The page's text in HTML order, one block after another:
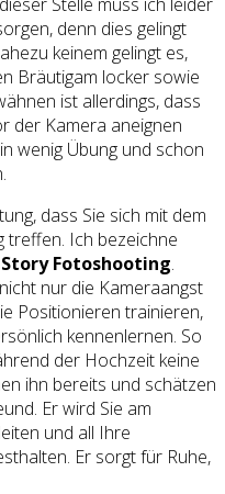
denn dies gelingt
keinem gelingt es,
Bräutigam locker sowie
ist allerdings, dass
der Kamera aneignen
wenig Übung und schon
dass Sie sich mit dem
Ich bezeichne
Fotoshooting.
nur die Kameraangst
Positionieren trainieren,
kennenlernen. So
der Hochzeit keine
ihn bereits und schätzen
Er wird Sie am
und all Ihre
Er sorgt für Ruhe,